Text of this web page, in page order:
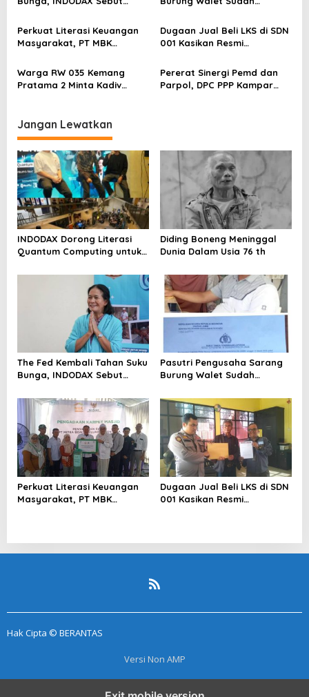
s
Sentimen Pasar
Pelapor Desak Polda Jambi
Segera Lakukan Penahanan
Perkuat Literasi Keuangan
Masyarakat, PT MBK
Karpet Masjid di Pakuhaji
Dugaan Jual Beli LKS di SDN
001 Kasikan Resmi
Kampar, Pemred – Pimum
Metroterkini.id Desak Usut
Kasus Ini
Warga RW 035 Kemang
Pratama 2 Minta Kadiv
Metro Bekasi Kota
Pererat Sinergi Pemd dan
Parpol, DPC PPP Kampar
Jangan Lewatkan
INDODAX Dorong Literasi
Quantum Computing untuk
Blockchain
Diding Boneng Meninggal
Dunia Dalam Usia 76 th
The Fed Kembali Tahan Suku
Bunga, INDODAX Sebut
Sentimen Pasar
Pasutri Pengusaha Sarang
Burung Walet Sudah
Pelapor Desak Polda Jambi
Segera Lakukan Penahanan
Perkuat Literasi Keuangan
Masyarakat, PT MBK
Dugaan Jual Beli LKS di SDN
001 Kasikan Resmi
Hak Cipta © BERANTAS
Versi Non AMP